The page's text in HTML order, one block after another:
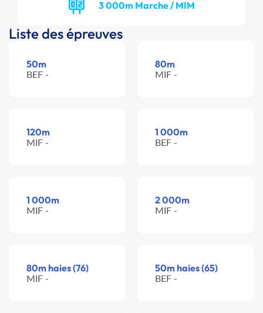
3 000m Marche / MIM
Liste des épreuves
50m
BEF -
80m
MIF -
120m
MIF -
1 000m
BEF -
1 000m
MIF -
2 000m
MIF -
80m haies (76)
MIF -
50m haies (65)
BEF -